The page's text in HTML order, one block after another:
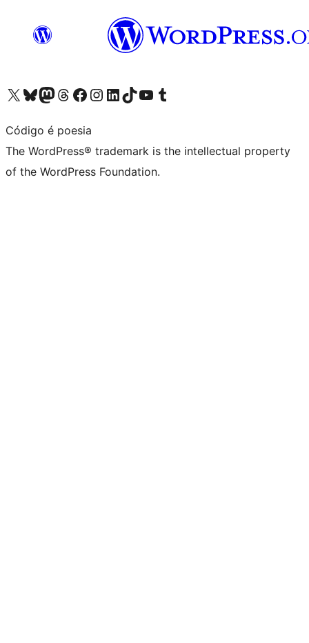
Visit our X (formerly Twitter) account
Visit our Bluesky account
Visit our Mastodon account
Visit our Threads account
Visit our Facebook page
Visit our Instagram account
Visit our LinkedIn account
Visit our TikTok account
Visit our YouTube channel
Visit our Tumblr account
Código é poesia
The WordPress® trademark is the intellectual property
of the WordPress Foundation.